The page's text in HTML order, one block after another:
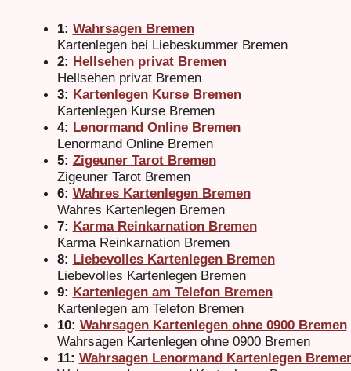
1: Wahrsagen Bremen
Kartenlegen bei Liebeskummer Bremen
2: Hellsehen privat Bremen
Hellsehen privat Bremen
3: Kartenlegen Kurse Bremen
Kartenlegen Kurse Bremen
4: Lenormand Online Bremen
Lenormand Online Bremen
5: Zigeuner Tarot Bremen
Zigeuner Tarot Bremen
6: Wahres Kartenlegen Bremen
Wahres Kartenlegen Bremen
7: Karma Reinkarnation Bremen
Karma Reinkarnation Bremen
8: Liebevolles Kartenlegen Bremen
Liebevolles Kartenlegen Bremen
9: Kartenlegen am Telefon Bremen
Kartenlegen am Telefon Bremen
10: Wahrsagen Kartenlegen ohne 0900 Bremen
Wahrsagen Kartenlegen ohne 0900 Bremen
11: Wahrsagen Lenormand Kartenlegen